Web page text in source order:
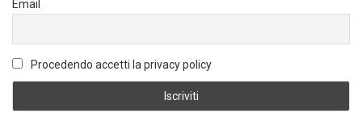
Email
Procedendo accetti la privacy policy